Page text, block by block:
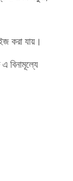
করা যায়।
বিনামূল্যে